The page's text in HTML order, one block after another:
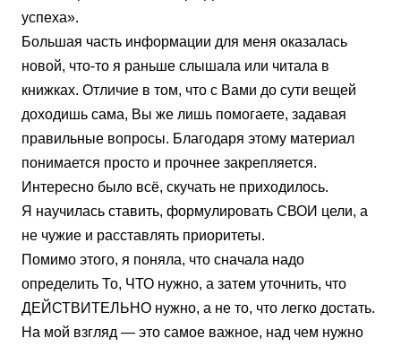
успеха».
Большая часть информации для меня оказалась
новой, что-то я раньше слышала или читала в
книжках. Отличие в том, что с Вами до сути вещей
доходишь сама, Вы же лишь помогаете, задавая
правильные вопросы. Благодаря этому материал
понимается просто и прочнее закрепляется.
Интересно было всё, скучать не приходилось.
Я научилась ставить, формулировать СВОИ цели, а
не чужие и расставлять приоритеты.
Помимо этого, я поняла, что сначала надо
определить То, ЧТО нужно, а затем уточнить, что
ДЕЙСТВИТЕЛЬНО нужно, а не то, что легко достать.
На мой взгляд — это самое важное, над чем нужно